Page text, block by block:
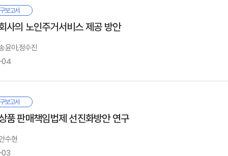
. 또한 비전문가인 가입자들이 이해할 수 있는 상품 정보제공 방안을 고민해야 한다.
미국
소결
Ⅳ. 정책제언
자산운용 측면
Ⅴ. 결론
서는 공·사 협력을 통한 실효성 있는 예방 정책이 요구된다. 특히 디지털 기
회사 간 협력을 통한 디지털 기기 과사용 예방 정책을 강화할 필요가 있다. 이러
Ⅱ. 아동·청소년의 스마트폰 및 디지털 장비 이용이 미치는 영향
동·청소년의 스마트폰 이용과 영향 정량 분석
정량 분석 요약
해외 사례
합 및 정책 제안
Ⅳ. 결론
연구는 보험회사의 금융서비스 혁신과 새로운 영역으로의 서비스 확장을 위한
문조사와 소비자실험을 실시하였다. 첫째, 보험 온라인 서비스의 사용 빈도와
성, 편리성, 디자인, 신뢰성 측면에서 서비스 개선이 필요한 것으로 판단된다.
리자로서의 신뢰도 간 상관관계를 고려할 때, 온라인 서비스의 개선은 보험회사
과 관련해서는 보험회사가 제공하는 개인화된 디지털 건강관리 서비스에 대한
다. 셋째, 보험서비스 영역과 관련해서는 소비자 실험을 통해 보험회사의 보건
할 경우, 보험회사의 보건의료데이터 활용에 대해 긍정적 태도를 가질 확률이
상태, 민영의료보험 가입 여부 등을 고려한 후에도 유의미하였다.
국 보험회사의 신뢰도는 비보험서비스 영역으로의 확장이나 보험서비스 영역에
Ⅰ. 서론
Ⅱ. 조사 개요
금융 관련 온라인 서비스 및 앱 사용 경험
지털 서비스 이용 의향
보고서
사의 노인주거서비스 제공 방안
윤아,정수진
04
보고서는 중산층 경증요양자를 위한 노인복지주택 공급 방안을 모색한다. 고
증요양자를 위한 공급은 여전히 미흡하다. 그 원인으로는 운영자의 토지·건물 소
들 수 있다.
세의 중산층 고령자를 대상으로 한 설문조사 결과, 장기요양 미인정 중산층
Ⅰ. 서론
연구 범위 및 내용
행연구와 본 연구의 차별성
보고서
품 판매책임법제 선진화방안 연구
수현